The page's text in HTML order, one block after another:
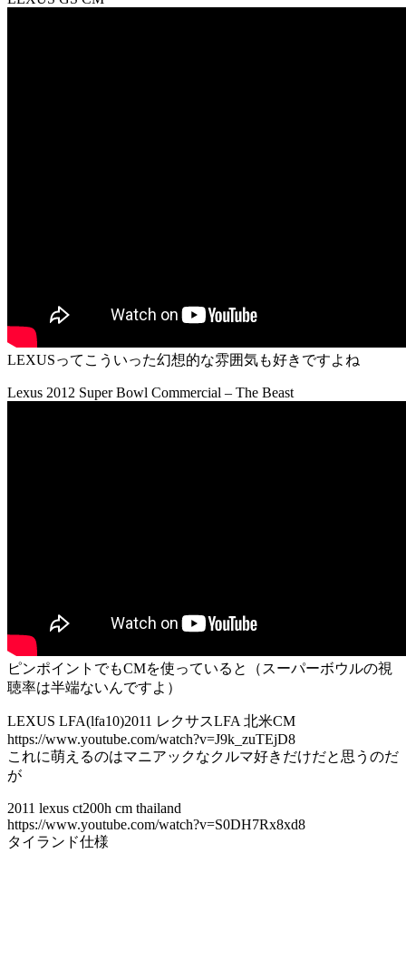
LEXUSってこういった幻想的な雰囲気も好きですよね
Lexus 2012 Super Bowl Commercial – The Beast
ピンポイントでもCMを使っていると（スーパーボウルの視
聴率は半端ないんですよ）
LEXUS LFA(lfa10)2011 レクサスLFA 北米CM
https://www.youtube.com/watch?v=J9k_zuTEjD8
これに萌えるのはマニアックなクルマ好きだけだと思うのだ
が
2011 lexus ct200h cm thailand
https://www.youtube.com/watch?v=S0DH7Rx8xd8
タイランド仕様